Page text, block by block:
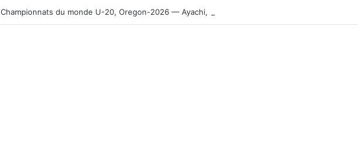
Championnats du monde U-20, Oregon-2026 — Ayachi, Dissa, Touahria et Ghezali en finale